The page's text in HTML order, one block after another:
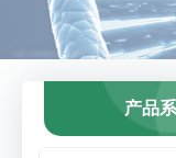
产品